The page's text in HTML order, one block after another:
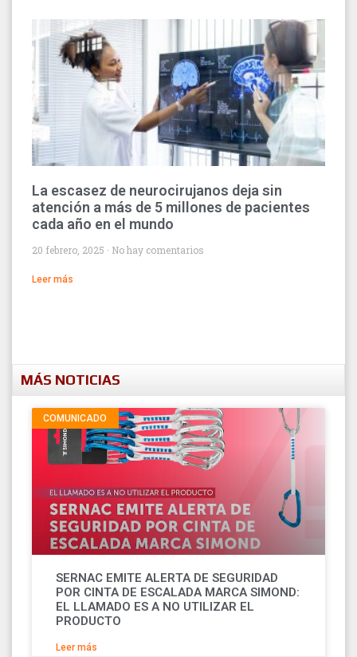
La escasez de neurocirujanos deja sin
atención a más de 5 millones de pacientes
cada año en el mundo
20 febrero, 2025 No hay comentarios
Leer más
MÁS NOTICIAS
COMUNICADO
SERNAC EMITE ALERTA DE SEGURIDAD
POR CINTA DE ESCALADA MARCA SIMOND:
EL LLAMADO ES A NO UTILIZAR EL
PRODUCTO
Leer más